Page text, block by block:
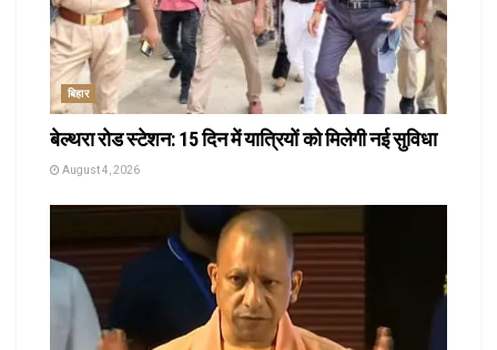
बिहार
बेल्थरा रोड स्टेशन: 15 दिन में यात्रियों को मिलेगी नई सुविधा
August 4, 2026